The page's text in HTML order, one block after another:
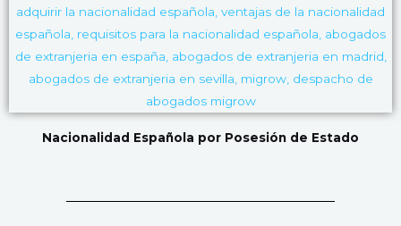
Nacionalidad Española por Posesión de Estado